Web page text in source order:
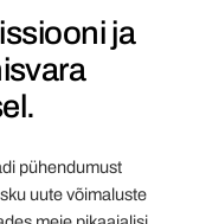
ja
pühendumust
uute võimaluste